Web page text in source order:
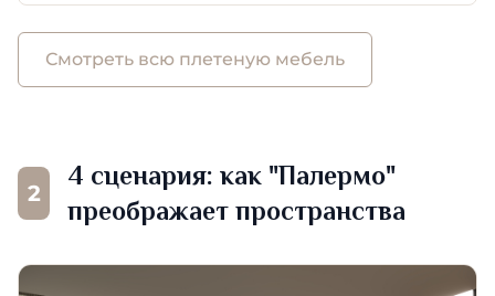
Смотреть всю плетеную мебель
2
4 сценария: как "Палермо"
преображает пространства